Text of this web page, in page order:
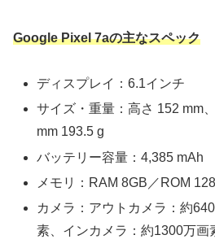
Google Pixel 7aの主なスペック
ディスプレイ：6.1インチ
サイズ・重量：高さ 152 mm
mm 193.5 g
バッテリー容量：4,385 mAh
メモリ：RAM 8GB／ROM
カメラ：アウトカメラ：約
素、インカメラ：約1300万画